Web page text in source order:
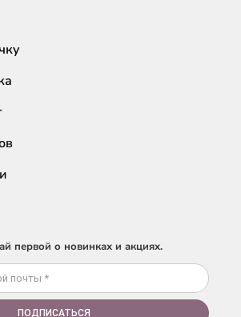
первой о новинках и акциях.
ПОДПИСАТЬСЯ